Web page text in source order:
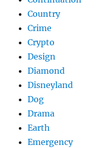
Country
Crime
Crypto
Design
Diamond
Disneyland
Dog
Drama
Earth
Emergency